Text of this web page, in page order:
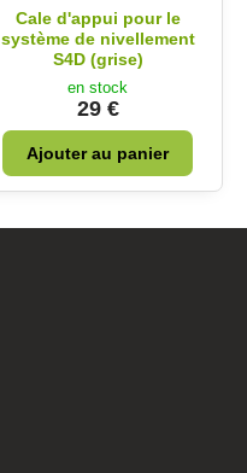
Cale d'appui pour le
système de nivellement
S4D (grise)
en stock
29 €
Ajouter au panier